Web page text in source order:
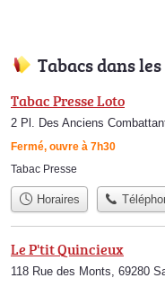
Tabacs dans
Tabac Presse Loto
2 Pl. Des Anciens
Fermé, ouvre à 7h30
Tabac Presse
Horaires
Le P'tit Quincieux
118 Rue des Monts, 69280